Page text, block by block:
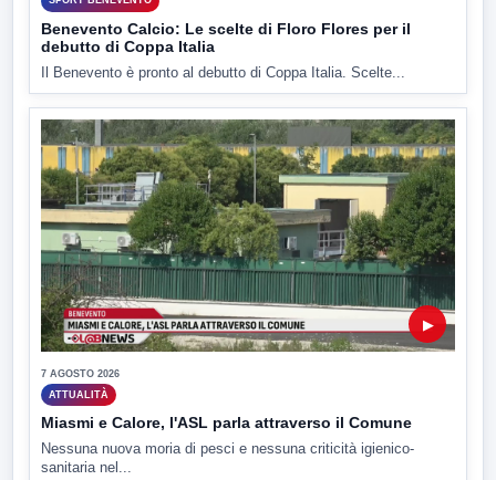
Benevento Calcio: Le scelte di Floro Flores per il
debutto di Coppa Italia
Il Benevento è pronto al debutto di Coppa Italia. Scelte...
▶
7 AGOSTO 2026
ATTUALITÀ
Miasmi e Calore, l'ASL parla attraverso il Comune
Nessuna nuova moria di pesci e nessuna criticità igienico-
sanitaria nel...